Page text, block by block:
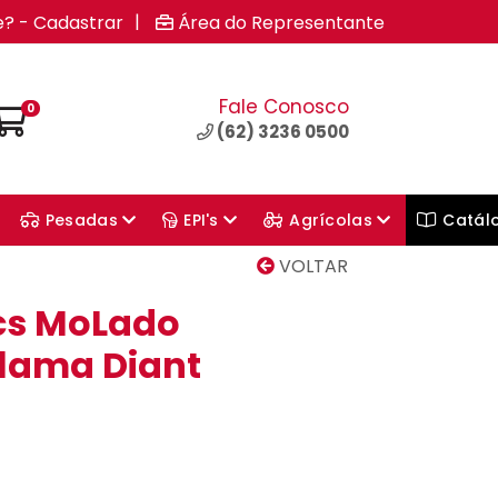
- Cadastrar | Área do Representante
0 Fale Conosco
(62) 3236 0500
Pesadas EPI's Agrícolas
VOLTAR
MoLado
Diant